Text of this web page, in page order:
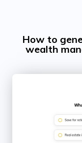
How to
wealth